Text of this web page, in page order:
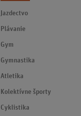
Jazdectvo
Plávanie
Gym
Gymnastika
Atletika
Kolektívne športy
Cyklistika